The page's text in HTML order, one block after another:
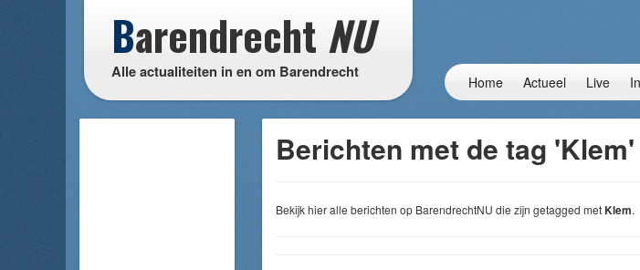
Barendrecht NU
Alle actualiteiten in en om Barendrecht
Home Actueel Live
Berichten met de tag 'Klem'
Bekijk hier alle berichten op BarendrechtNU die zijn getagged metKlem.